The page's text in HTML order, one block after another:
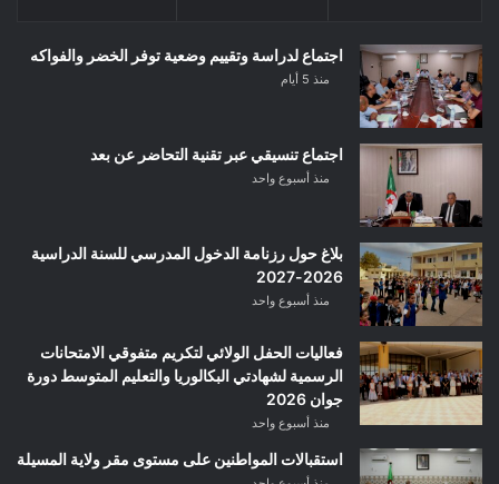
اجتماع لدراسة وتقييم وضعية توفر الخضر والفواكه
منذ 5 أيام
اجتماع تنسيقي عبر تقنية التحاضر عن بعد
منذ أسبوع واحد
بلاغ حول رزنامة الدخول المدرسي للسنة الدراسية
2026-2027
منذ أسبوع واحد
فعاليات الحفل الولائي لتكريم متفوقي الامتحانات
الرسمية لشهادتي البكالوريا والتعليم المتوسط دورة
جوان 2026
منذ أسبوع واحد
استقبالات المواطنين على مستوى مقر ولاية المسيلة